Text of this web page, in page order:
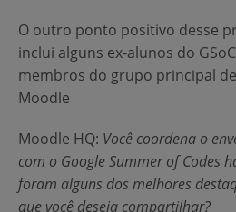
O outro ponto positivo desse
inclui alguns ex-alunos do
membros do grupo principal
Moodle
Moodle HQ: Você coordena o
com o Google Summer of Codes
foram alguns dos melhores
que você deseja compartilhar?